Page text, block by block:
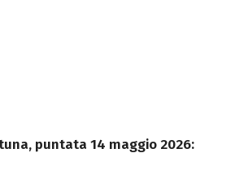
puntata 14 maggio 2026: